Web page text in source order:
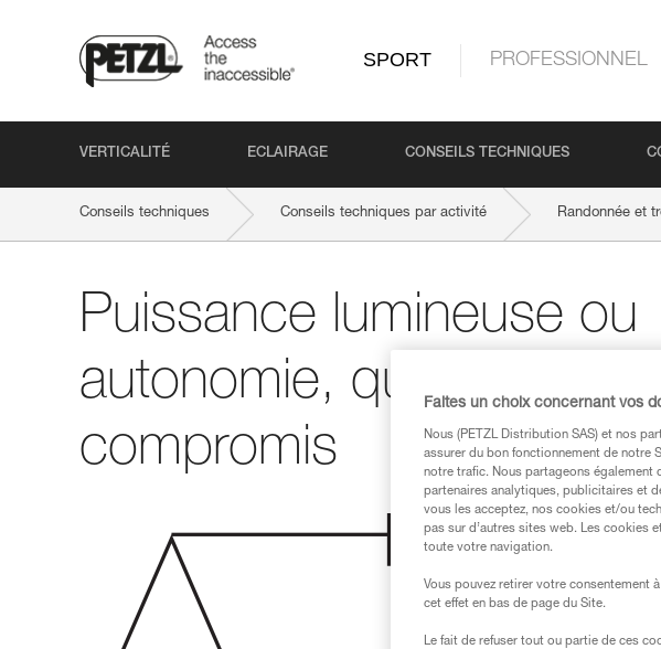
SPORT PROFESSIONNEL
VERTICALITÉ ECLAIRAGE CONSEILS TECHNIQUES
Conseils techniques Conseils techniques par activité Randonnée et
Puissance lumineuse ou
autonomie, question de
compromis
Faites un choix concernant vos
Nous (PETZL Distribution SAS) et nos
assurer du bon fonctionnement de notre
notre trafic. Nous partageons également
partenaires analytiques, publicitaires et
vous les acceptez, nos cookies et/ou
pas sur d’autres sites web. Les cookies
toute votre navigation.
Vous pouvez retirer votre consentement
cet effet en bas de page du Site.
Le fait de refuser tout ou partie de ces